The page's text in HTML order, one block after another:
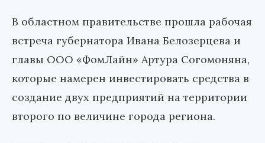
В областном правительстве прошла рабочая
встреча губернатора Ивана Белозерцева и
главы ООО «ФомЛайн» Артура Согомоняна,
которые намерен инвестировать средства в
создание двух предприятий на территории
второго по величине города региона.